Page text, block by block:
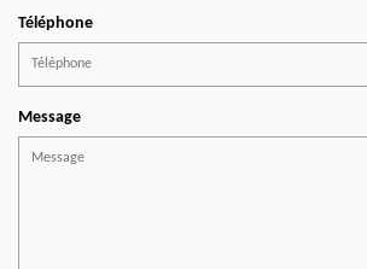
Téléphone
Message